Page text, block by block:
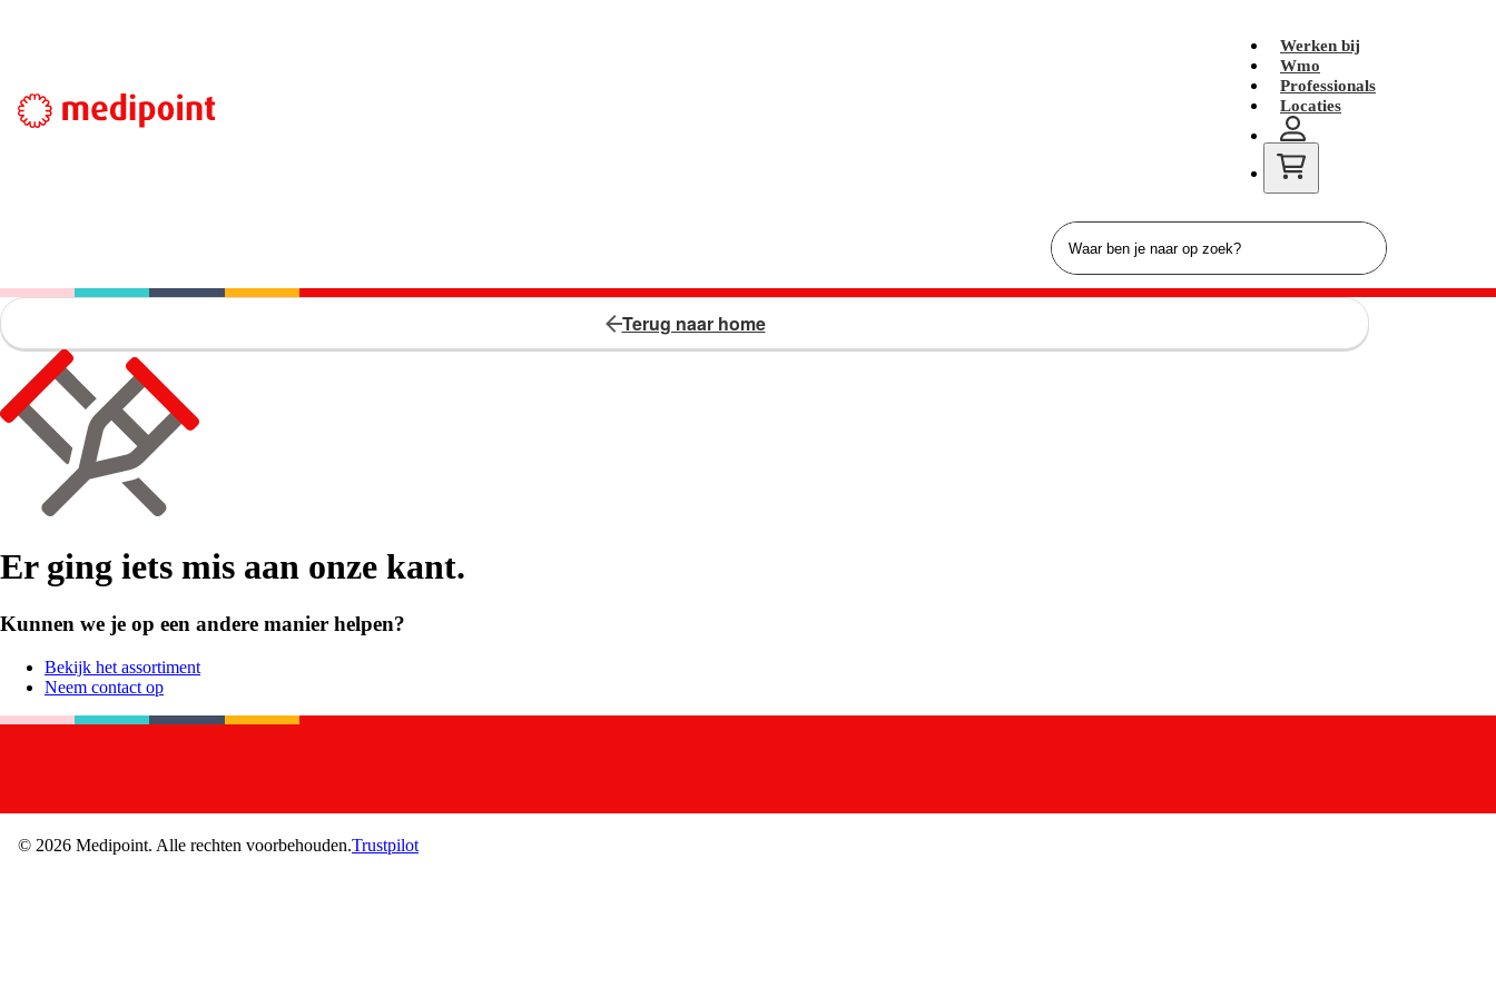
Werken bij
Wmo
Professionals
Locaties
Terug naar home
Er ging iets mis aan onze kant.
Kunnen we je op een andere manier helpen?
Bekijk het assortiment
Neem contact op
© 2026 Medipoint. Alle rechten voorbehouden.Trustpilot